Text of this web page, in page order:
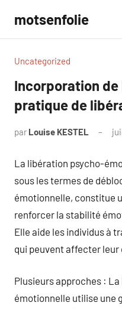
contenu
motsenfolie
Uncategorized
Incorporation de
pratique de
par Louise KESTEL
La libération psycho-
sous les termes de
émotionnelle, constitue
renforcer la stabilité
Elle aide les individus à
qui peuvent affecter leur
Plusieurs approches :
émotionnelle utilise une